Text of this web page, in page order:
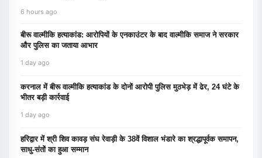
6 hours ago
बीरू वाल्मीकि हत्याकांड: आरोपियों के एनकाउंटर के बाद वाल्मीकि समाज ने सरकार
और पुलिस का जताया आभार
1 day ago
करनाल में बीरू वाल्मीकि हत्याकांड के दोनों आरोपी पुलिस मुठभेड़ में ढेर, 24 घंटे के
भीतर बड़ी कार्रवाई
1 day ago
हरिद्वार में श्री शिव कावड़ संघ रेवाड़ी के 38वें विशाल भंडारे का श्रद्धापूर्वक समापन,
साधु-संतों का हुआ सम्मान